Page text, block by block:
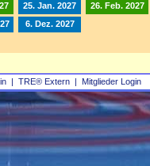
| TRE® Extern | Mitglieder Login
25. Jan. 2027 26. Feb. 2027
6. Dez. 2027